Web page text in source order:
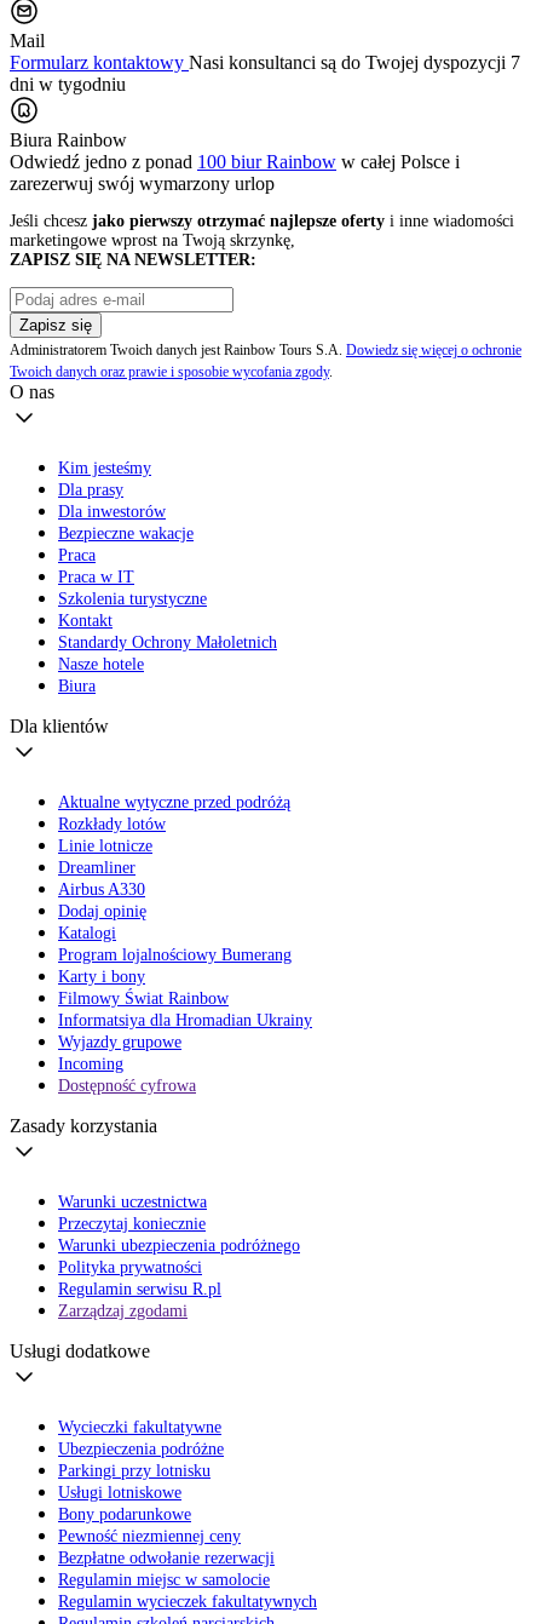
Mail
Formularz kontaktowy Nasi konsultanci są do Twojej dyspozycji 7
dni w tygodniu
Biura Rainbow
Odwiedź jedno z ponad 100 biur Rainbow w całej Polsce i
zarezerwuj swój wymarzony urlop
Jeśli chcesz jako pierwszy otrzymać najlepsze oferty i inne wiadomości
marketingowe wprost na Twoją skrzynkę,
ZAPISZ SIĘ NA NEWSLETTER:
Zapisz się
Administratorem Twoich danych jest Rainbow Tours S.A. Dowiedz się więcej o ochronie
Twoich danych oraz prawie i sposobie wycofania zgody.
O nas
Kim jesteśmy
Dla prasy
Dla inwestorów
Bezpieczne wakacje
Praca
Praca w IT
Szkolenia turystyczne
Kontakt
Standardy Ochrony Małoletnich
Nasze hotele
Biura
Dla klientów
Aktualne wytyczne przed podróżą
Rozkłady lotów
Linie lotnicze
Dreamliner
Airbus A330
Dodaj opinię
Katalogi
Program lojalnościowy Bumerang
Karty i bony
Filmowy Świat Rainbow
Informatsiya dla Hromadian Ukrainy
Wyjazdy grupowe
Incoming
Dostępność cyfrowa
Zasady korzystania
Warunki uczestnictwa
Przeczytaj koniecznie
Warunki ubezpieczenia podróżnego
Polityka prywatności
Regulamin serwisu R.pl
Zarządzaj zgodami
Usługi dodatkowe
Wycieczki fakultatywne
Ubezpieczenia podróżne
Parkingi przy lotnisku
Usługi lotniskowe
Bony podarunkowe
Pewność niezmiennej ceny
Bezpłatne odwołanie rezerwacji
Regulamin miejsc w samolocie
Regulamin wycieczek fakultatywnych